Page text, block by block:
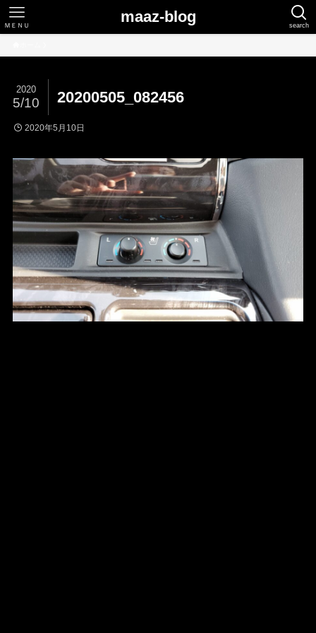
maaz-blog search
ＭＥＮＵ
20200505_082456
2020
5/10
2020年5月10日